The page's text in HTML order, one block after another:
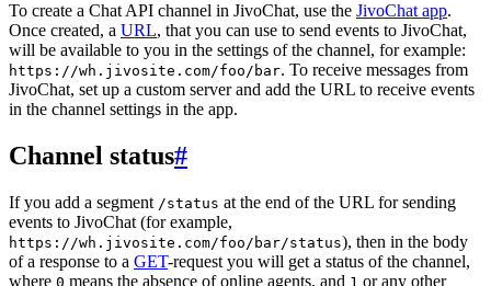
To create a Chat API channel in JivoChat, use the JivoChat app.
Once created, a URL, that you can use to send events to JivoChat,
will be available to you in the settings of the channel, for example:
https://wh.jivosite.com/foo/bar. To receive messages from
JivoChat, set up a custom server and add the URL to receive events
in the channel settings in the app.
Channel status#
If you add a segment /status at the end of the URL for sending
events to JivoChat (for example,
https://wh.jivosite.com/foo/bar/status), then in the body
of a response to a GET-request you will get a status of the channel,
where 0 means the absence of online agents, and 1 or any other